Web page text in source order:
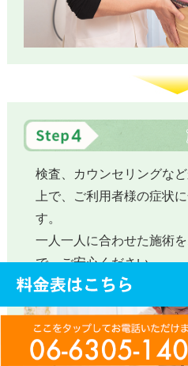
検査、カウンセリングな
上で、ご利用者様の症状
す。
一人一人に合わせた施術
で、ご安心ください。